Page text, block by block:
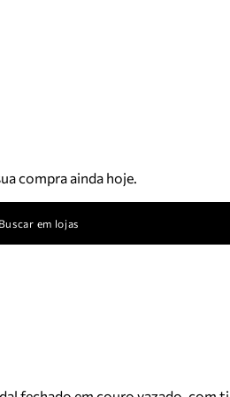
compra ainda hoje.
em lojas